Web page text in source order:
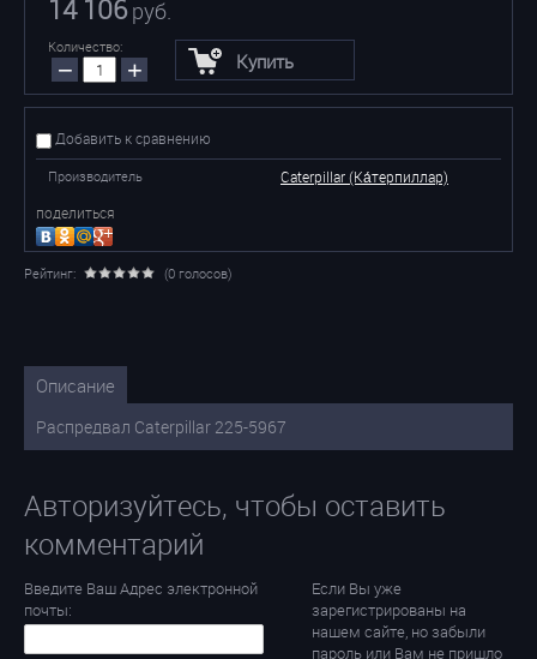
14 106руб.
Количество:
− + Купить
Добавить к сравнению
Производитель
Caterpillar (Ка́терпиллар)
поделиться
Рейтинг: (0 голосов)
Описание
Распредвал Caterpillar 225-5967
Авторизуйтесь, чтобы оставить
комментарий
Введите Ваш Адрес электронной
почты:
Если Вы уже
зарегистрированы на
нашем сайте, но забыли
пароль или Вам не пришло